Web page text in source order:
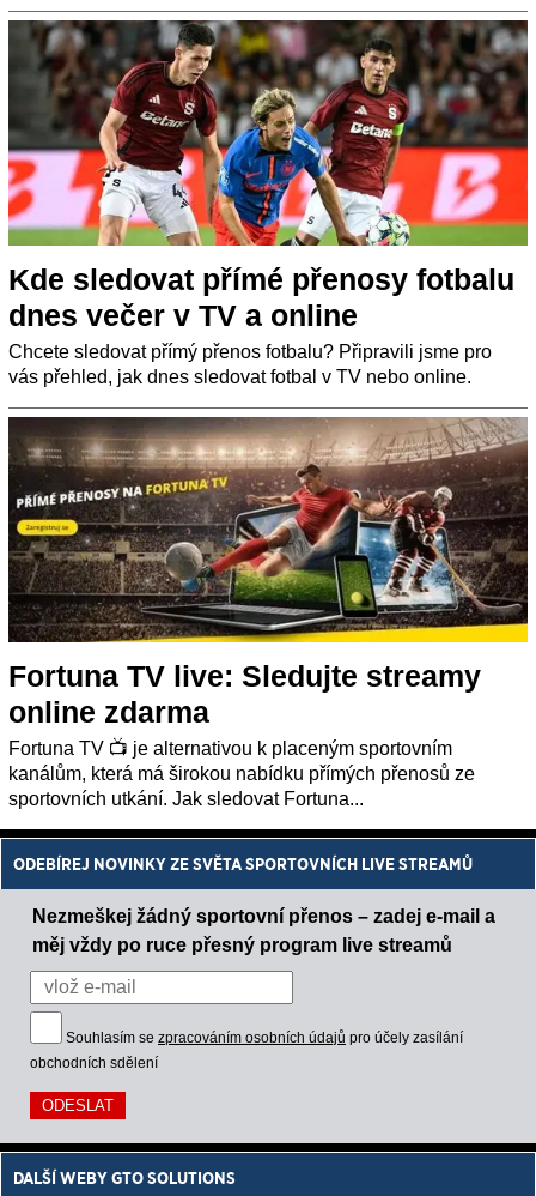
Kde sledovat přímé přenosy fotbalu
dnes večer v TV a online
Chcete sledovat přímý přenos fotbalu? Připravili jsme pro
vás přehled, jak dnes sledovat fotbal v TV nebo online.
Fortuna TV live: Sledujte streamy
online zdarma
Fortuna TV 📺 je alternativou k placeným sportovním
kanálům, která má širokou nabídku přímých přenosů ze
sportovních utkání. Jak sledovat Fortuna...
ODEBÍREJ NOVINKY ZE SVĚTA SPORTOVNÍCH LIVE STREAMŮ
Nezmeškej žádný sportovní přenos – zadej e-mail a
měj vždy po ruce přesný program live streamů
Souhlasím se zpracováním osobních údajů pro účely zasílání
obchodních sdělení
DALŠÍ WEBY GTO SOLUTIONS